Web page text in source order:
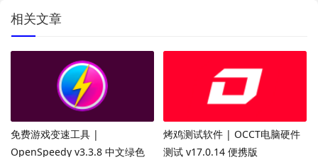
相关文章
免费游戏变速工具 |
OpenSpeedy v3.3.8 中文绿色
烤鸡测试软件 | OCCT电脑硬件
测试 v17.0.14 便携版